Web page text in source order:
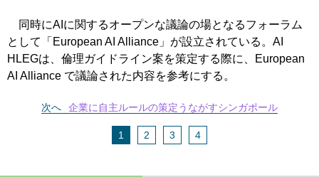
同時にAIに関するオープンな議論の場となるフォーラム
として「European AI Alliance」が設立されている。AI
HLEGは、倫理ガイドライン案を策定する際に、European
AI Alliance で議論された内容を参考にする。
次へ 企業に自主ルールの策定うながすシンガポール
1 2 3 4